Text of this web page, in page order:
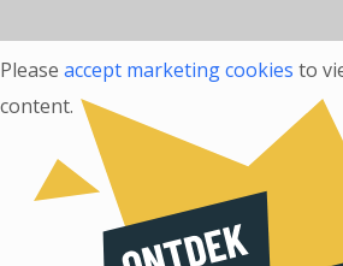
Please accept marketing cookies to
content.